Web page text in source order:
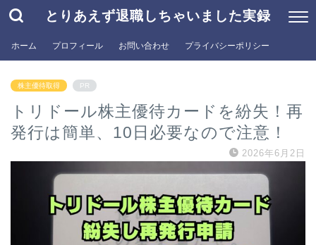
とりあえず退職しちゃいました実録
ホーム プロフィール お問い合わせ プライバシーポリシー
株主優待取得 PR
トリドール株主優待カードを紛失！再
発行は簡単、10日必要なので注意！
2026年6月2日